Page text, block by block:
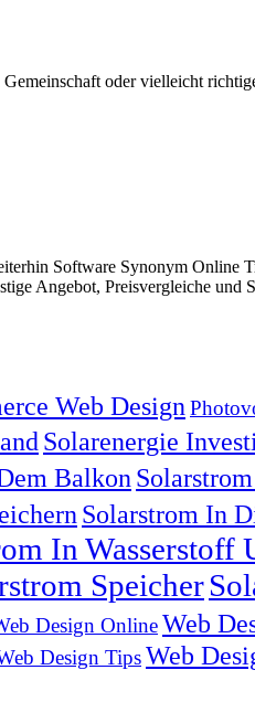
oder vielleicht
Software Synonym Online
Angebot, Preisvergleiche und
Web Design
Solarenergie
Balkon
Solarstrom In
In Wasserstoff
Speicher
Design OnlineWeb
Design TipsWeb